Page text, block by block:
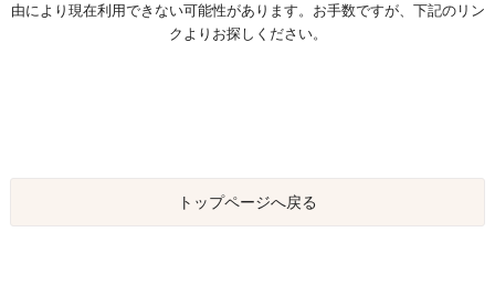
由により現在利用できない可能性があります。お手数ですが、下記のリン
クよりお探しください。
トップページへ戻る